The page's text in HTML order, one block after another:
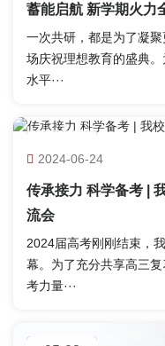
蓄能启航 新学期火力
一次共研，都是为了凝
场庆祝理想教育的盛典
水平···
2024-06-24
传承接力 科学备考 |
流会
2024届高考刚刚结束，
幕。为了充分共享高三
考力量···